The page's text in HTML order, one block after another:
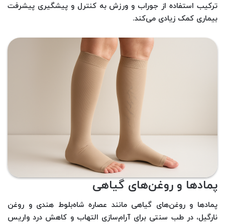
ترکیب استفاده از جوراب و ورزش به کنترل و پیشگیری پیشرفت
بیماری کمک زیادی می‌کند.
پمادها و روغن‌های گیاهی
پمادها و روغن‌های گیاهی مانند عصاره شاه‌بلوط هندی و روغن
نارگیل، در طب سنتی برای آرام‌سازی التهاب و کاهش درد واریس